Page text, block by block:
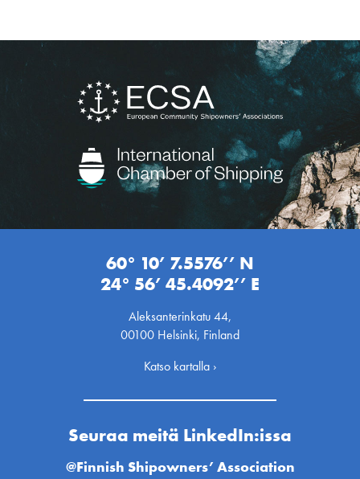
60° 10’ 7.5576’’ N
24° 56’ 45.4092’’ E
Aleksanterinkatu 44,
00100 Helsinki, Finland
Katso kartalla ›
Seuraa meitä LinkedIn:issa
@Finnish Shipowners’ Association